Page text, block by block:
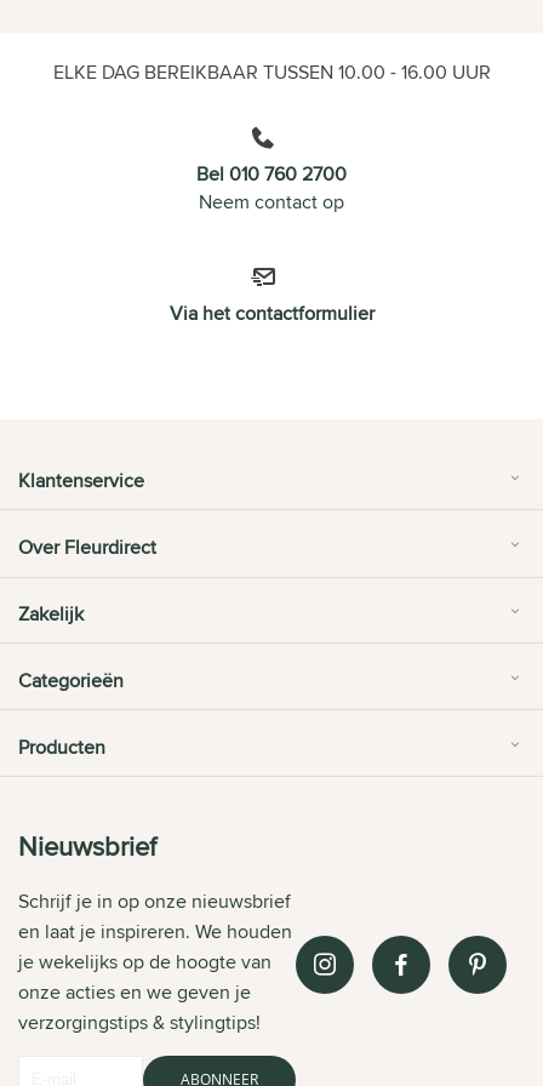
ELKE DAG BEREIKBAAR TUSSEN 10.00 - 16.00 UUR
Bel 010 760 2700
Neem contact op
Via het contactformulier
Klantenservice
Over Fleurdirect
Zakelijk
Categorieën
Producten
Nieuwsbrief
Schrijf je in op onze nieuwsbrief
en laat je inspireren. We houden
je wekelijks op de hoogte van
onze acties en we geven je
verzorgingstips & stylingtips!
ABONNEER